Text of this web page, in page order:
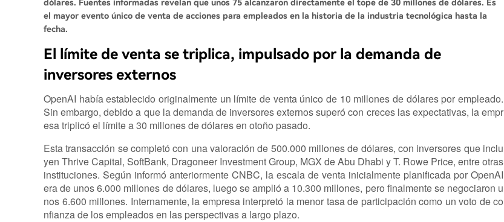
dólares. Fuentes informadas revelan que unos 75 alcanzaron directamente el tope de 30 millones de dólares. Es
el mayor evento único de venta de acciones para empleados en la historia de la industria tecnológica hasta la
fecha.
El límite de venta se triplica, impulsado por la demanda de
inversores externos
OpenAI había establecido originalmente un límite de venta único de 10 millones de dólares por empleado.
Sin embargo, debido a que la demanda de inversores externos superó con creces las expectativas, la empr
esa triplicó el límite a 30 millones de dólares en otoño pasado.
Esta transacción se completó con una valoración de 500.000 millones de dólares, con inversores que inclu
yen Thrive Capital, SoftBank, Dragoneer Investment Group, MGX de Abu Dhabi y T. Rowe Price, entre otras
instituciones. Según informó anteriormente CNBC, la escala de venta inicialmente planificada por OpenAI
era de unos 6.000 millones de dólares, luego se amplió a 10.300 millones, pero finalmente se negociaron u
nos 6.600 millones. Internamente, la empresa interpretó la menor tasa de participación como un voto de co
nfianza de los empleados en las perspectivas a largo plazo.